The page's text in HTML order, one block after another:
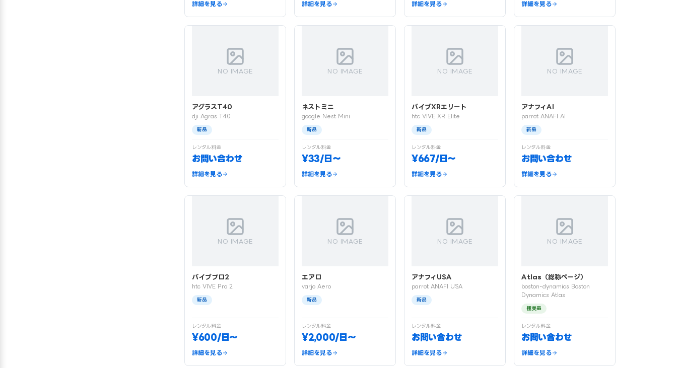
詳細を見る 詳細を見る 詳細を見る 詳細を見る
NO IMAGE
アグラスT40
dji Agras T40
新品
レンタル料金
お問い合わせ
詳細を見る
NO IMAGE
ネストミニ
google Nest Mini
新品
レンタル料金
¥33/日〜
詳細を見る
NO IMAGE
バイブXRエリート
htc VIVE XR Elite
新品
レンタル料金
¥667/日〜
詳細を見る
NO IMAGE
アナフィAI
parrot ANAFI AI
新品
レンタル料金
お問い合わせ
詳細を見る
NO IMAGE
バイブプロ2
htc VIVE Pro 2
新品
レンタル料金
¥600/日〜
詳細を見る
NO IMAGE
エアロ
varjo Aero
新品
レンタル料金
¥2,000/日〜
詳細を見る
NO IMAGE
アナフィUSA
parrot ANAFI USA
新品
レンタル料金
お問い合わせ
詳細を見る
NO IMAGE
Atlas（総称ページ）
boston-dynamics Boston
Dynamics Atlas
極美品
レンタル料金
お問い合わせ
詳細を見る